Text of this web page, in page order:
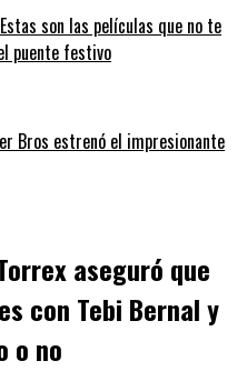
son las películas que no te
puente festivo
Bros estrenó el impresionante
aseguró que
con Tebi Bernal y
o no